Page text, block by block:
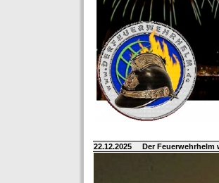
22.12.2025 Der